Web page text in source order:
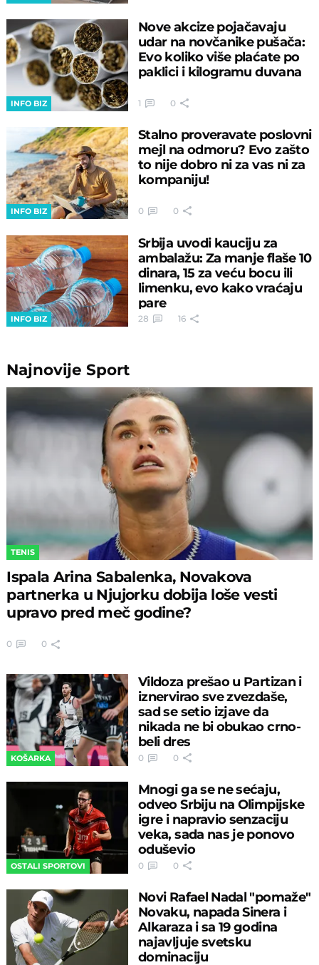
INFO BIZ
Nove akcize pojačavaju
udar na novčanike pušača:
Evo koliko više plaćate po
paklici i kilogramu duvana
1 0
INFO BIZ
Stalno proveravate poslovni
mejl na odmoru? Evo zašto
to nije dobro ni za vas ni za
kompaniju!
0 0
INFO BIZ
Srbija uvodi kauciju za
ambalažu: Za manje flaše 10
dinara, 15 za veću bocu ili
limenku, evo kako vraćaju
pare
28 16
NajnovijeSport
TENIS
Ispala Arina Sabalenka, Novakova
partnerka u Njujorku dobija loše vesti
upravo pred meč godine?
0 0
KOŠARKA
Vildoza prešao u Partizan i
iznervirao sve zvezdaše,
sad se setio izjave da
nikada ne bi obukao crno-
beli dres
0 0
OSTALI SPORTOVI
Mnogi ga se ne sećaju,
odveo Srbiju na Olimpijske
igre i napravio senzaciju
veka, sada nas je ponovo
oduševio
0 0
Novi Rafael Nadal "pomaže"
Novaku, napada Sinera i
Alkaraza i sa 19 godina
najavljuje svetsku
dominaciju